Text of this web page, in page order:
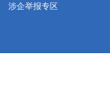
涉企举报专区